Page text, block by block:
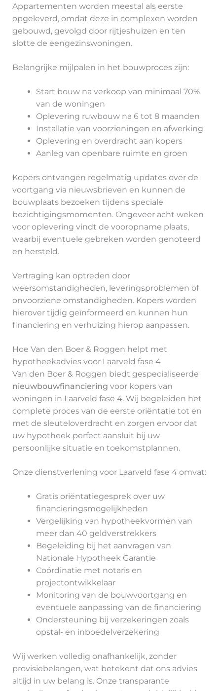
Appartementen worden meestal als eerste
opgeleverd, omdat deze in complexen worden
gebouwd, gevolgd door rijtjeshuizen en ten
slotte de eengezinswoningen.
Belangrijke mijlpalen in het bouwproces zijn:
Start bouw na verkoop van minimaal 70%
van de woningen
Oplevering ruwbouw na 6 tot 8 maanden
Installatie van voorzieningen en afwerking
Oplevering en overdracht aan kopers
Aanleg van openbare ruimte en groen
Kopers ontvangen regelmatig updates over de
voortgang via nieuwsbrieven en kunnen de
bouwplaats bezoeken tijdens speciale
bezichtigingsmomenten. Ongeveer acht weken
voor oplevering vindt de vooropname plaats,
waarbij eventuele gebreken worden genoteerd
en hersteld.
Vertraging kan optreden door
weersomstandigheden, leveringsproblemen of
onvoorziene omstandigheden. Kopers worden
hierover tijdig geïnformeerd en kunnen hun
financiering en verhuizing hierop aanpassen.
Hoe Van den Boer & Roggen helpt met
hypotheekadvies voor Laarveld fase 4
Van den Boer & Roggen biedt gespecialiseerde
nieuwbouwfinanciering voor kopers van
woningen in Laarveld fase 4. Wij begeleiden het
complete proces van de eerste oriëntatie tot en
met de sleuteloverdracht en zorgen ervoor dat
uw hypotheek perfect aansluit bij uw
persoonlijke situatie en toekomstplannen.
Onze dienstverlening voor Laarveld fase 4 omvat:
Gratis oriëntatiegesprek over uw
financieringsmogelijkheden
Vergelijking van hypotheekvormen van
meer dan 40 geldverstrekkers
Begeleiding bij het aanvragen van
Nationale Hypotheek Garantie
Coördinatie met notaris en
projectontwikkelaar
Monitoring van de bouwvoortgang en
eventuele aanpassing van de financiering
Ondersteuning bij verzekeringen zoals
opstal- en inboedelverzekering
Wij werken volledig onafhankelijk, zonder
provisiebelangen, wat betekent dat ons advies
altijd in uw belang is. Onze transparante